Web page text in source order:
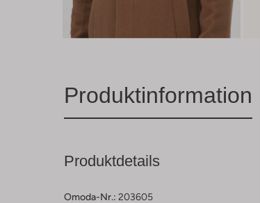
Produktinformation
Produktdetails
Omoda-Nr.: 203605